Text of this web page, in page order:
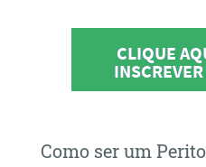
CLIQUE
Como ser um